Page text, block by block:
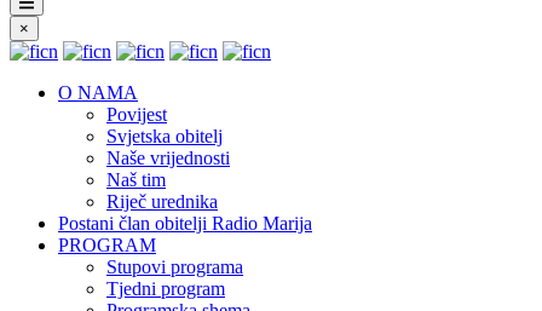
×
O NAMA
Povijest
Svjetska obitelj
Naše vrijednosti
Naš tim
Riječ urednika
Postani član obitelji Radio Marija
PROGRAM
Stupovi programa
Tjedni program